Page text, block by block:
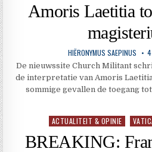
Amoris Laetitia
HIËRONYMUS SAEPINUS 4
De nieuwssite Church Militant
de interpretatie van Amoris
sommige gevallen de toegang
Geplaatst
ACTUALITEIT & OPINIE
BREAKING: